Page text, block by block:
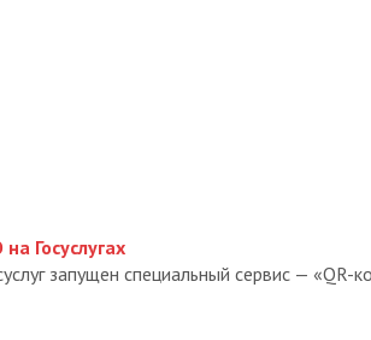
Госуслугах
запущен специальный сервис — «QR-